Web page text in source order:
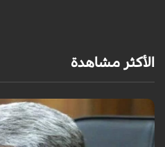
الأكثر مشاهدة